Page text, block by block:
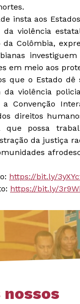
insta aos
violência
Colômbia,
em meio aos
que o Estado
violência
Convenção
direitos
que possa
da justiça
https://bit.ly/
https://bit.ly/